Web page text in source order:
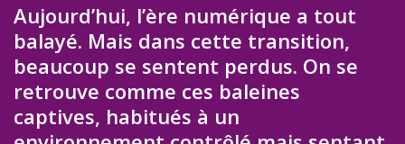
Aujourd’hui, l’ère numérique a tout
balayé. Mais dans cette transition,
beaucoup se sentent perdus. On se
retrouve comme ces baleines
captives, habitués à un